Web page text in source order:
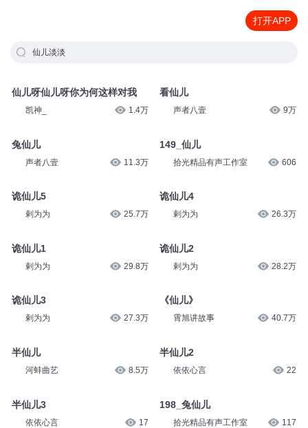
打开APP
仙儿淡淡
仙儿呀仙儿呀你为何这样对我
凯神_ 1.4万
兔仙儿
声者八壹 11.3万
诡仙儿5
剌为为 25.7万
诡仙儿1
剌为为 29.8万
诡仙儿3
剌为为 27.3万
半仙儿
河蚌曲艺 8.5万
半仙儿3
依依心言 17
看仙儿
声者八壹 9万
149_仙儿
拾光精品有声工作室 606
诡仙儿4
剌为为 26.3万
诡仙儿2
剌为为 28.2万
《仙儿》
霄旭讲故事 40.7万
半仙儿2
依依心言 22
198_兔仙儿
拾光精品有声工作室 117